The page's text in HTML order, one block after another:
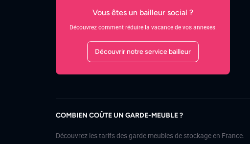
Vous êtes un bailleur social ?
Découvrez comment réduire la vacance de vos annexes.
Découvrir notre service bailleur
COMBIEN COÛTE UN GARDE-MEUBLE ?
Découvrez les tarifs des garde meubles de stockage en France.